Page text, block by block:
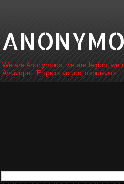
We are Anonymous, we are legion, we
Ανώνυμοι. Έπρεπε να μας περιμένετε.